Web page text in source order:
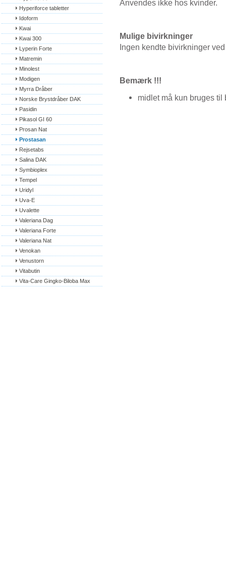
Hyperiforce tabletter
Idoform
Kwai
Kwai 300
Lyperin Forte
Matremin
Minolest
Modigen
Myrra Dråber
Norske Brystdråber DAK
Pasidin
Pikasol GI 60
Prosan Nat
Prostasan
Rejsetabs
Salina DAK
Symbioplex
Tempel
Uridyl
Uva-E
Uvalette
Valeriana Dag
Valeriana Forte
Valeriana Nat
Venokan
Venustorn
Vitabutin
Vita-Care Gingko-Biloba Max
Anvendes ikke hos kvinder.
Mulige bivirkninger
Ingen kendte bivirkninger
Bemærk !!!
midlet må kun bruges